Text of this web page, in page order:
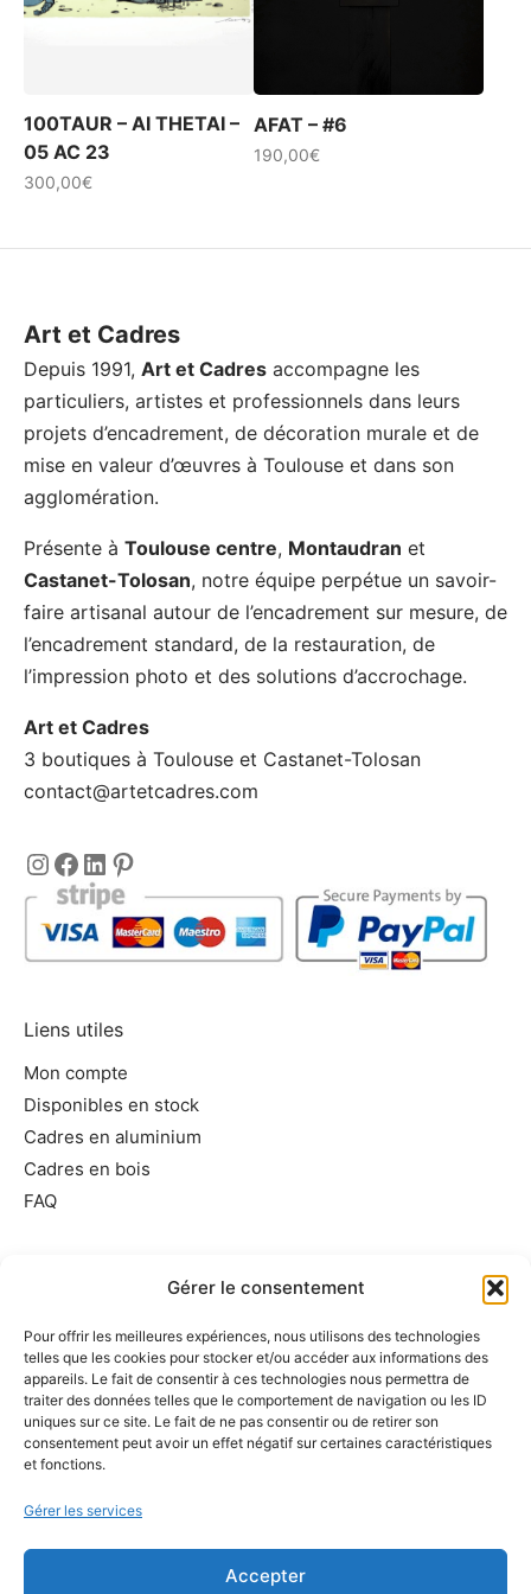
Gérer le consentement
Pour offrir les meilleures expériences, nous utilisons des technologies
telles que les cookies pour stocker et/ou accéder aux informations des
appareils. Le fait de consentir à ces technologies nous permettra de
traiter des données telles que le comportement de navigation ou les ID
uniques sur ce site. Le fait de ne pas consentir ou de retirer son
consentement peut avoir un effet négatif sur certaines caractéristiques
et fonctions.
Gérer les services
Accepter
produit
100TAUR – AI THETAI –
05 AC 23
300,00€
produit
variations.
Les
options
peuvent
être
choisies
la
page
du
produit
AFAT – #6
190,00€
Art et Cadres
Depuis 1991, Art et Cadres accompagne les
particuliers, artistes et professionnels dans leurs
projets d’encadrement, de décoration murale et de
mise en valeur d’œuvres à Toulouse et dans son
agglomération.
Présente à Toulouse centre, Montaudran et
Castanet-Tolosan, notre équipe perpétue un savoir-
faire artisanal autour de l’encadrement sur mesure, de
l’encadrement standard, de la restauration, de
l’impression photo et des solutions d’accrochage.
Art et Cadres
3 boutiques à Toulouse et Castanet-Tolosan
contact@artetcadres.com
Instagram
https://www.facebook.com/
LinkedIn
Pinterest
Liens utiles
Mon compte
Disponibles en stock
Cadres en aluminium
Cadres en bois
FAQ
Mentions légales
Politique de cookies
Politique de confidentialité
Exercer votre droit de rétractation
Demande de suppression d’informations personnelles